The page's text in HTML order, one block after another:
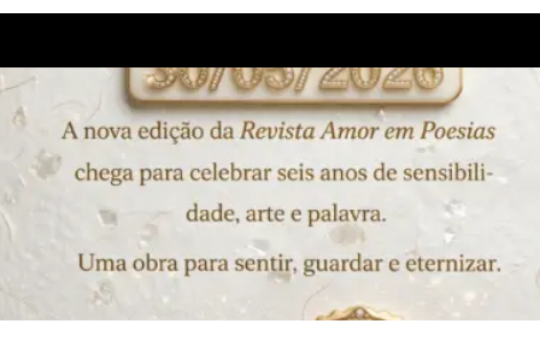
especial, anunciamos que o lançamento da nossa Revista
Internacional (Edição Impressa) acontecerá em maio de 2026!
📜🪶💓 Cada Convidado de Honra receberá, no conforto de
seu lar, um exemplar desta